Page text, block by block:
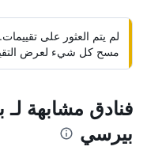
لم يتم العثور على
مسح كل شيء لعرض
فنادق مشابهة
بيرسي